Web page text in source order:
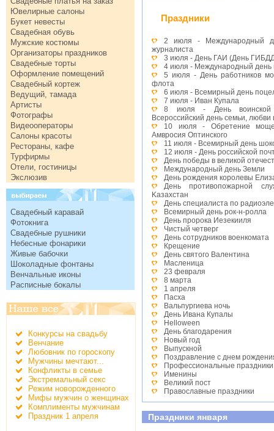
Ювелирные салоны
Букет невесты
Свадебная обувь
Мужские костюмы
Организаторы праздников
Свадебные торты
Оформление помещений
Свадебный кортеж
Ведущий, тамада
Артисты
Фотографы
Видеооператоры
Салоны красоты
Рестораны, кафе
Турфирмы
Отели, гостиницы
Экслюзив
Свадебный каравай
Фотокнига
Свадебные рушники
Небесные фонарики
Живые бабочки
Шоколадные фонтаны
Венчальные иконы
Расписные бокалы
Конкурсы на свадьбу
Венчание
Любовник по гороскопу
Мужчины мечтают...
Конфликты в семье
Экстремальный секс
Режим новорожденного
Мифы мужчин о женщинах
Комплименты мужчинам
Праздник 1 апреля
Праздники
2 июля - Международный
журналиста
3 июля - День ГАИ (День
4 июля - Международный день
5 июля - День работников
флота
6 июля - Всемирный день
7 июля - Иван Купала
8 июля - День воинской
Всероссийский день семьи, любви
10 июля - Обретение
Амвросия Оптинского
11 июля - Всемирный день
12 июля - День российской
День победы в великой
Международный день Земли
День рождения королевы
День противопожарной
Kазахстан
День специалиста по
Всемирный день рок-н-ролла
День пророка Иезекииля
Чистый четверг
День сотрудников военкомата
Крещение
День святого Валентина
Масленица
23 февраля
8 марта
1 апреля
Пасха
Вальпургиева ночь
День Ивана Купалы
Helloween
День благодарения
Новый год
Выпускной
Поздравление с днем
Профессиональные праздники
Именины
Великий пост
Православные праздники
День студента
День победы
Всероссийский день семьи,
Праздники января